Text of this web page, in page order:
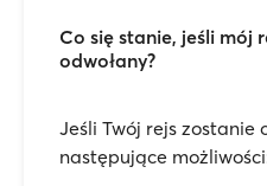
Co się stanie, jeśli mój
odwołany?
Jeśli Twój rejs zostanie
następujące